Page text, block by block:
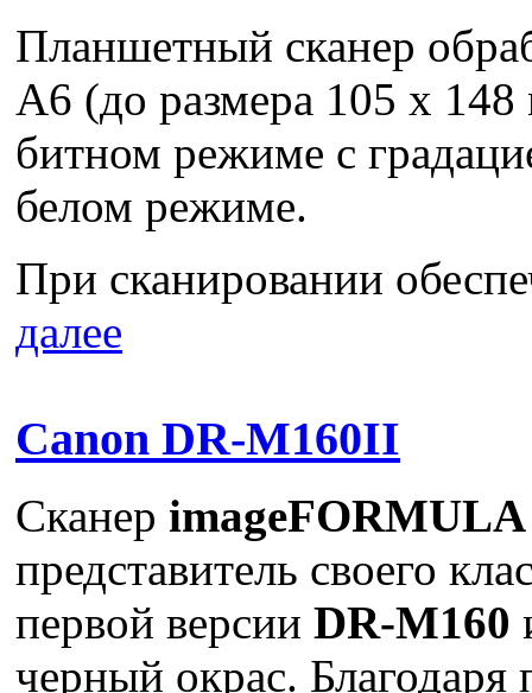
Планшетный сканер
А6 (до размера 105 х
битном режиме с
белом режиме.
При сканировании
далее
Canon DR-M160II
Сканер
представитель своего
первой версии DR-M160
черный окрас.